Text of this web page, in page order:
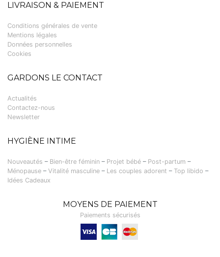
LIVRAISON & PAIEMENT
Conditions générales de vente
Mentions légales
Données personnelles
Cookies
GARDONS LE CONTACT
Actualités
Contactez-nous
Newsletter
HYGIÈNE INTIME
Nouveautés – Bien-être féminin – Projet bébé – Post-partum –
Ménopause – Vitalité masculine – Les couples adorent – Top libido –
Idées Cadeaux
MOYENS DE PAIEMENT
Paiements sécurisés